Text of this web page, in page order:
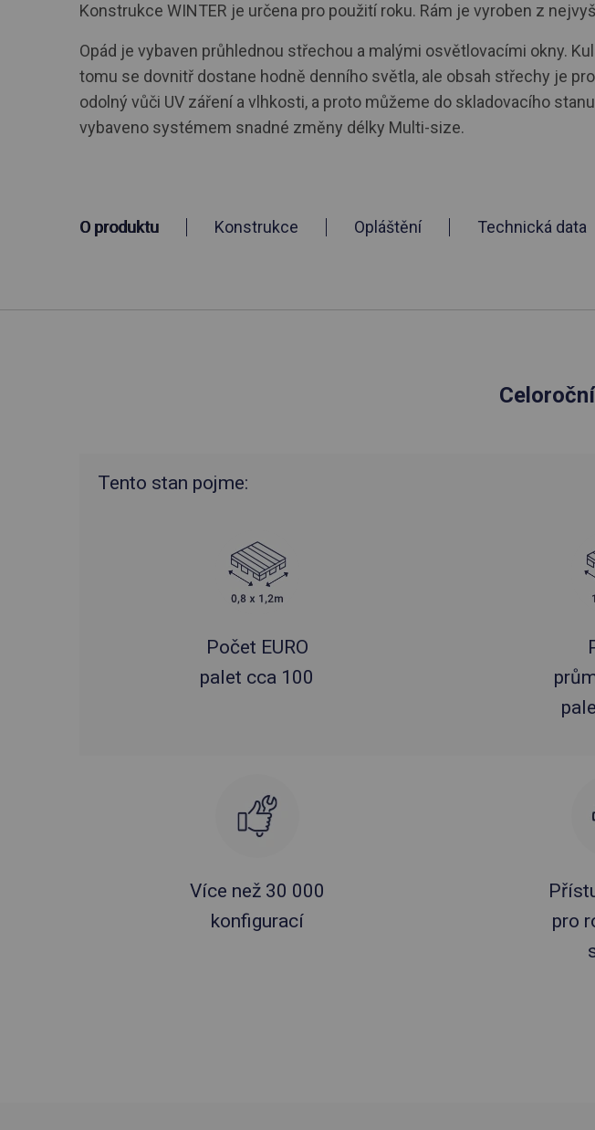
Konstrukce WINTER je určena pro použití roku. Rám je vyroben z
Opád je vybaven průhlednou střechou a malými osvětlovacími okny.
tomu se dovnitř dostane hodně denního světla, ale obsah střechy je
odolný vůči UV záření a vlhkosti, a proto můžeme do skladovacího
vybaveno systémem snadné změny délky Multi-size.
O produktu Konstrukce Opláštění Technická data
Tento stan pojme:
Počet EURO
palet cca 100
Více než 30 000
konfigurací
pro